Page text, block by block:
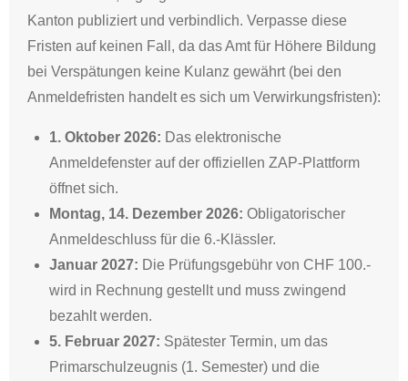
Kanton publiziert und verbindlich. Verpasse diese
Fristen auf keinen Fall, da das Amt für Höhere Bildung
bei Verspätungen keine Kulanz gewährt (bei den
Anmeldefristen handelt es sich um Verwirkungsfristen):
1. Oktober 2026: Das elektronische
Anmeldefenster auf der offiziellen ZAP-Plattform
öffnet sich.
Montag, 14. Dezember 2026: Obligatorischer
Anmeldeschluss für die 6.-Klässler.
Januar 2027: Die Prüfungsgebühr von CHF 100.-
wird in Rechnung gestellt und muss zwingend
bezahlt werden.
5. Februar 2027: Spätester Termin, um das
Primarschulzeugnis (1. Semester) und die